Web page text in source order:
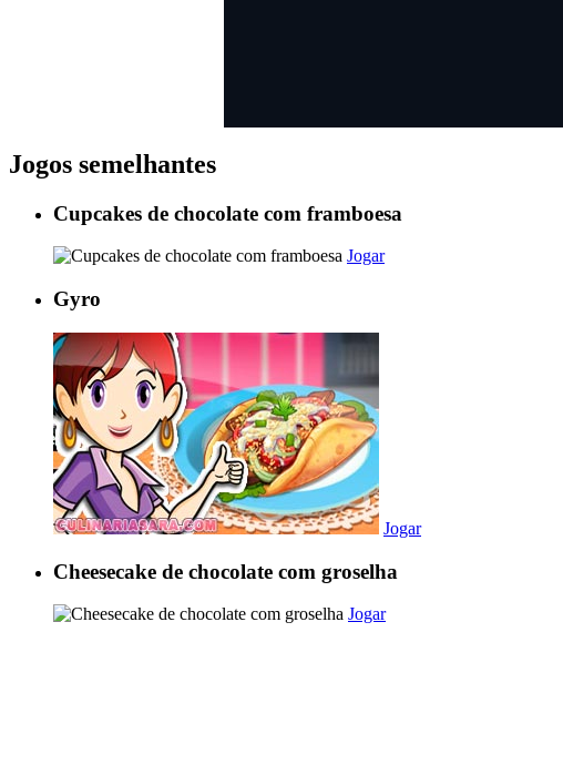
Jogos semelhantes
Cupcakes de chocolate com framboesa
Jogar
Gyro
Jogar
Cheesecake de chocolate com groselha
Jogar